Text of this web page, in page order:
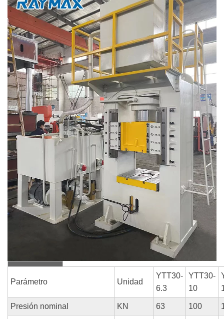
Parámetro Unidad
YTT30-
6.3
YTT30-
10
Presión nominal KN 63 100